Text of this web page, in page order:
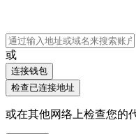
或
连接钱包
检查已连接地址
或在其他网络上检查您的